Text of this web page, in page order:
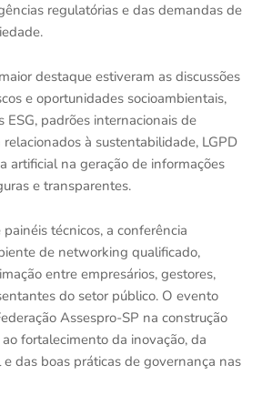
regulatórias e das demandas de
destaque estiveram as discussões
e oportunidades socioambientais,
ESG, padrões internacionais de
à sustentabilidade, LGPD
artificial na geração de informações
e transparentes.
técnicos, a conferência
de networking qualificado,
entre empresários, gestores,
do setor público. O evento
Assespro-SP na construção
fortalecimento da inovação, da
das boas práticas de governança nas